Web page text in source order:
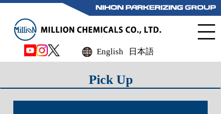
English 日本語
Pick Up